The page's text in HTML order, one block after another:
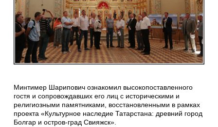
Минтимер Шарипович ознакомил высокопоставленного
гостя и сопровождавших его лиц с историческими и
религиозными памятниками, восстановленными в рамках
проекта «Культурное наследие Татарстана: древний город
Болгар и остров-град Свияжск».